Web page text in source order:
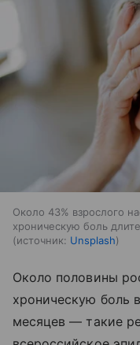
Около 43% взрослого
хроническую боль
источник: Unsplash
Около половины
хроническую боль
месяцев — такие